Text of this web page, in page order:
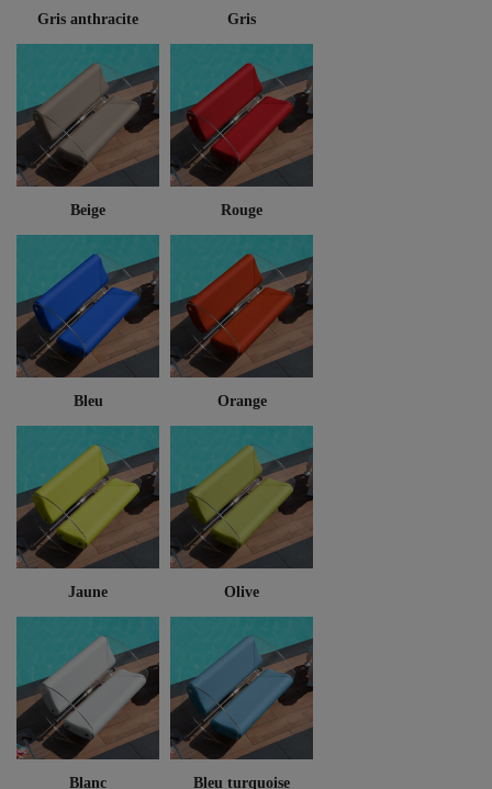
Gris anthracite Gris
Beige Rouge
Bleu Orange
Jaune Olive
Blanc Bleu turquoise